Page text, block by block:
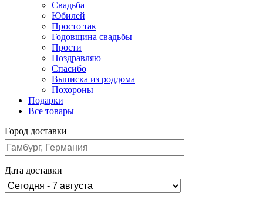
Свадьба
Юбилей
Просто так
Годовщина свадьбы
Прости
Поздравляю
Спасибо
Выписка из роддома
Похороны
Подарки
Все товары
Город доставки
Дата доставки